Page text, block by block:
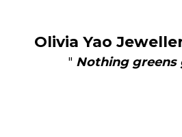
Olivia Yao
" Nothing greens